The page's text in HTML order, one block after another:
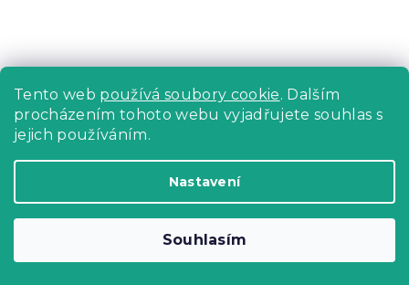
Tento web používá soubory cookie. Dalším
procházením tohoto webu vyjadřujete souhlas s
jejich používáním.
Nastavení
Souhlasím